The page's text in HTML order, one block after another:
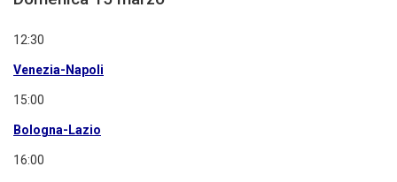
12:30
Venezia-Napoli
15:00
Bologna-Lazio
16:00